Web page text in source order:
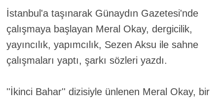
İstanbul'a taşınarak Günaydın Gazetesi'nde
çalışmaya başlayan Meral Okay, dergicilik,
yayıncılık, yapımcılık, Sezen Aksu ile sahne
çalışmaları yaptı, şarkı sözleri yazdı.
''İkinci Bahar'' dizisiyle ünlenen Meral Okay, bir